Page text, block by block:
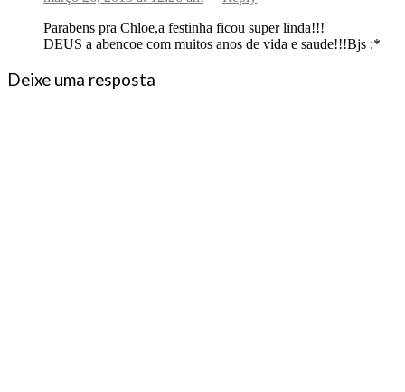
Parabens pra Chloe,a festinha ficou super linda!!!
DEUS a abencoe com muitos anos de vida e saude!!!Bjs :*
Deixe uma resposta